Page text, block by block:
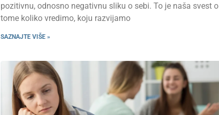
pozitivnu, odnosno negativnu sliku o sebi. To je naša svest o
tome koliko vredimo, koju razvijamo
SAZNAJTE VIŠE »